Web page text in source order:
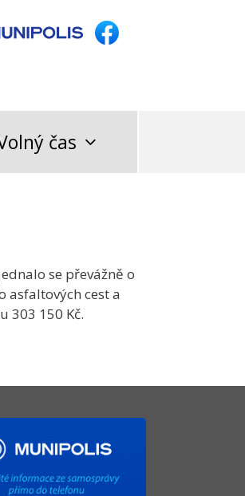
čas
se převážně o
asfaltových cest a
303 150 Kč.